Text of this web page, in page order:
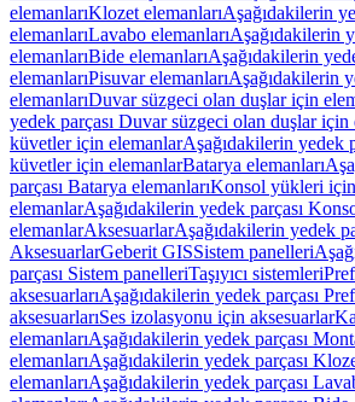
elemanlarıKlozet elemanlarıAşağıdakilerin
elemanlarıLavabo elemanlarıAşağıdakilerin
elemanlarıBide elemanlarıAşağıdakilerin
elemanlarıPisuvar elemanlarıAşağıdakilerin
elemanlarıDuvar süzgeci olan duşlar için
yedek parçası Duvar süzgeci olan duşlar için
küvetler için elemanlarAşağıdakilerin yedek
küvetler için elemanlarBatarya elemanları
parçası Batarya elemanlarıKonsol yükleri için
elemanlarAşağıdakilerin yedek parçası
elemanlarAksesuarlarAşağıdakilerin yedek
AksesuarlarGeberit GISSistem panelleri
parçası Sistem panelleriTaşıyıcı sistemleri
aksesuarlarıAşağıdakilerin yedek parçası
aksesuarlarıSes izolasyonu için aksesuarlar
elemanlarıAşağıdakilerin yedek parçası
elemanlarıAşağıdakilerin yedek parçası
elemanlarıAşağıdakilerin yedek parçası